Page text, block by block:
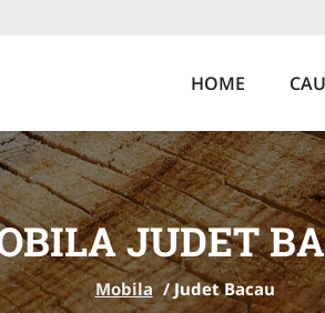
HOME
JUDET
Mobila /Judet Bacau